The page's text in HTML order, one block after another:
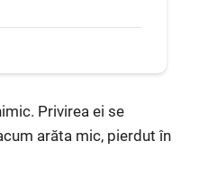
Privirea ei se
arăta mic, pierdut în